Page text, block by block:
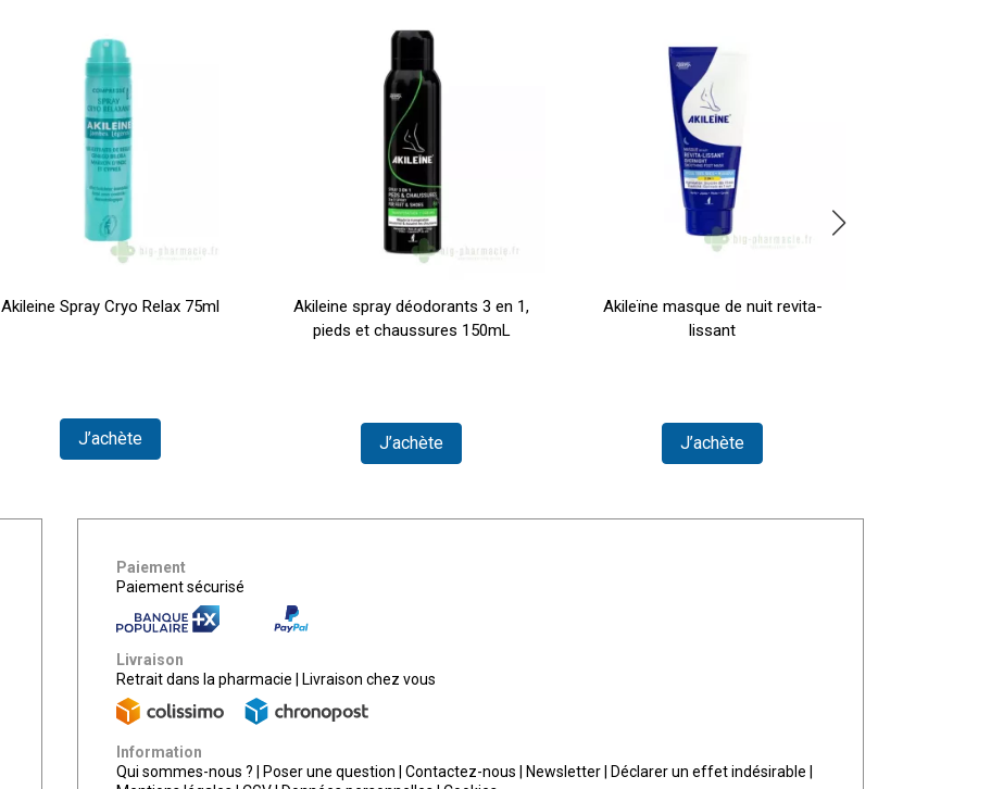
Akileine Spray Cryo Relax 75ml
J’achète
Akileine spray déodorants 3 en 1,
pieds et chaussures 150mL
J’achète
Akileïne masque de nuit revita-
lissant
J’achète
Paiement
Paiement sécurisé
Livraison
Retrait dans la pharmacie
Livraison chez vous
Information
Qui sommes-nous ?
Poser une question Contactez-nous Newsletter Déclarer un effet indésirable